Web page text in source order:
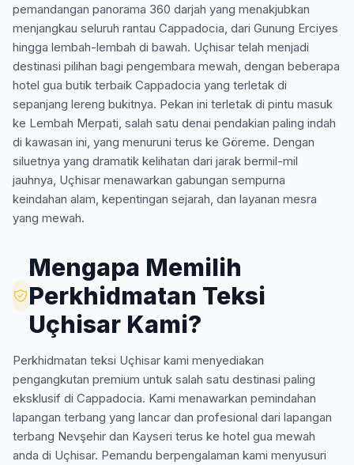
pemandangan panorama 360 darjah yang menakjubkan
menjangkau seluruh rantau Cappadocia, dari Gunung Erciyes
hingga lembah-lembah di bawah. Uçhisar telah menjadi
destinasi pilihan bagi pengembara mewah, dengan beberapa
hotel gua butik terbaik Cappadocia yang terletak di
sepanjang lereng bukitnya. Pekan ini terletak di pintu masuk
ke Lembah Merpati, salah satu denai pendakian paling indah
di kawasan ini, yang menuruni terus ke Göreme. Dengan
siluetnya yang dramatik kelihatan dari jarak bermil-mil
jauhnya, Uçhisar menawarkan gabungan sempurna
keindahan alam, kepentingan sejarah, dan layanan mesra
yang mewah.
Mengapa Memilih
Perkhidmatan Teksi
Uçhisar Kami?
Perkhidmatan teksi Uçhisar kami menyediakan
pengangkutan premium untuk salah satu destinasi paling
eksklusif di Cappadocia. Kami menawarkan pemindahan
lapangan terbang yang lancar dan profesional dari lapangan
terbang Nevşehir dan Kayseri terus ke hotel gua mewah
anda di Uçhisar. Pemandu berpengalaman kami menyusuri